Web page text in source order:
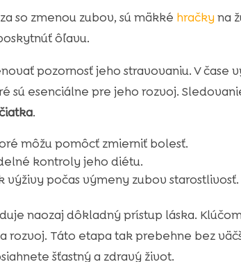
so zmenou zubov, sú mäkké hračky na
ôľavu.
pozornosť jeho stravovaniu. V čase
sú esenciálne pre jeho rozvoj.
.
môžu pomôcť zmierniť bolesť.
kontroly jeho diétu.
výživy počas výmeny zubov starostlivosť.
naozaj dôkladný prístup láska.
Táto etapa tak prebehne bez
šťastný a zdravý život.